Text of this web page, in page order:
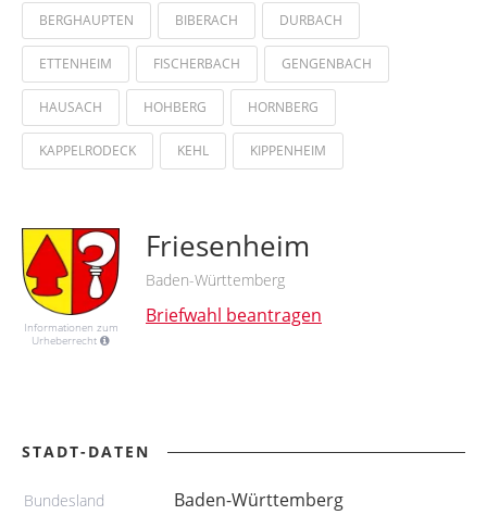
BERGHAUPTEN BIBERACH DURBACH
ETTENHEIM FISCHERBACH GENGENBACH
HAUSACH HOHBERG HORNBERG
KAPPELRODECK KEHL KIPPENHEIM
Informationen zum
Urheberrecht
Friesenheim
Baden-Württemberg
Briefwahl beantragen
STADT-DATEN
Bundesland Baden-Württemberg